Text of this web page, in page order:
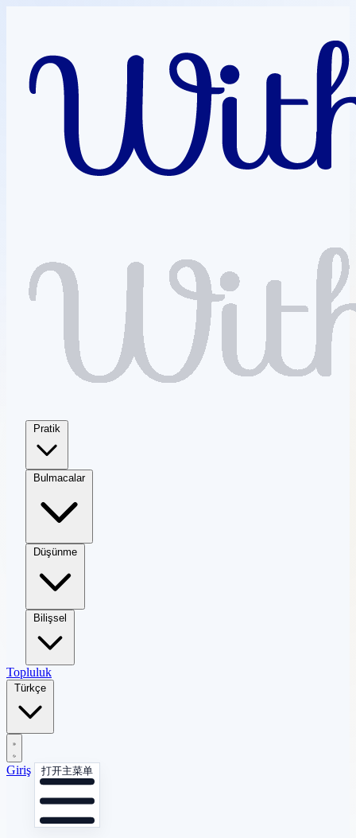
Pratik
Bulmacalar
Düşünme
Bilişsel
Topluluk
Türkçe
Giriş 打开主菜单